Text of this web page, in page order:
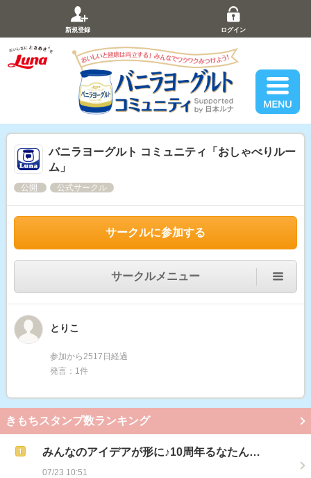
新規登録 ログイン
バニラヨーグルト コミュニティ「おしゃべりルー
ム」
公開 公式サークル
サークルに参加する
サークルメニュー
とりこ
参加から2517日経過
発言：1件
きもちスタンプ数ランキング
みんなのアイデアが形に♪10周年るなたん…
07/23 10:51